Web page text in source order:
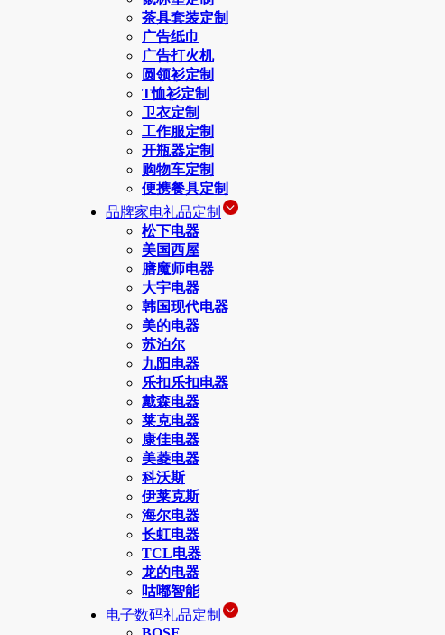
茶具套装定制
广告纸巾
广告打火机
圆领衫定制
T恤衫定制
卫衣定制
工作服定制
开瓶器定制
购物车定制
便携餐具定制
品牌家电礼品定制
松下电器
美国西屋
膳魔师电器
大宇电器
韩国现代电器
美的电器
苏泊尔
九阳电器
乐扣乐扣电器
戴森电器
莱克电器
康佳电器
美菱电器
科沃斯
伊莱克斯
海尔电器
长虹电器
TCL电器
龙的电器
咕嘟智能
电子数码礼品定制